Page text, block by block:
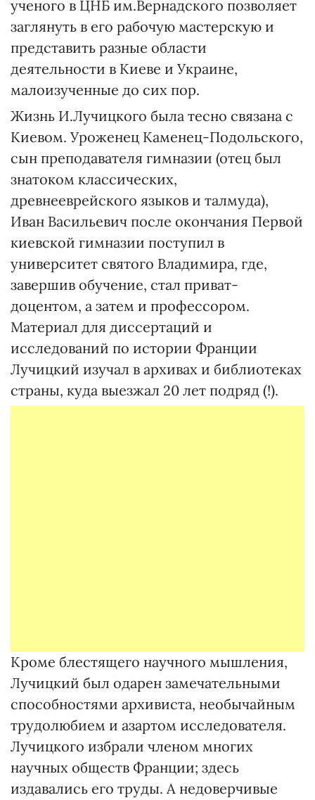
ученого в ЦНБ им.Вернадского позволяет
заглянуть в его рабочую мастерскую и
представить разные области
деятельности в Киеве и Украине,
малоизученные до сих пор.
Жизнь И.Лучицкого была тесно связана с
Киевом. Уроженец Каменец-Подольского,
сын преподавателя гимназии (отец был
знатоком классических,
древнееврейского языков и талмуда),
Иван Васильевич после окончания Первой
киевской гимназии поступил в
университет святого Владимира, где,
завершив обучение, стал приват-
доцентом, а затем и профессором.
Материал для диссертаций и
исследований по истории Франции
Лучицкий изучал в архивах и библиотеках
страны, куда выезжал 20 лет подряд (!).
Кроме блестящего научного мышления,
Лучицкий был одарен замечательными
способностями архивиста, необычайным
трудолюбием и азартом исследователя.
Лучицкого избрали членом многих
научных обществ Франции; здесь
издавались его труды. А недоверчивые